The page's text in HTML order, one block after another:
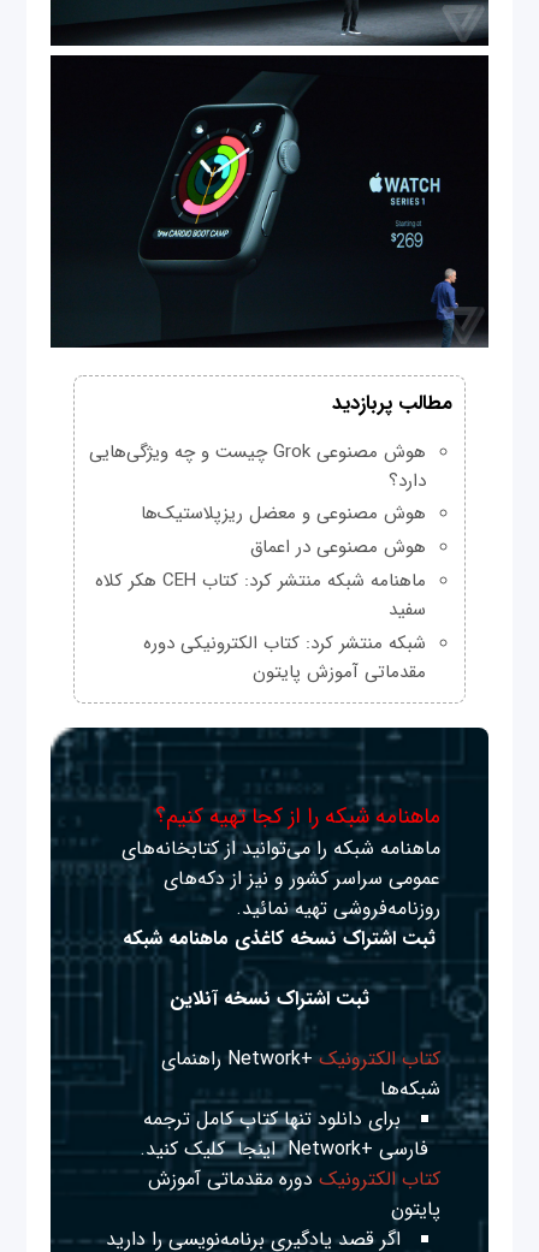
مطالب پربازدید
هوش مصنوعی Grok چیست و چه ویژگی‌هایی
دارد؟
هوش مصنوعی و معضل ریزپلاستیک‌ها
هوش مصنوعی در اعماق
ماهنامه شبکه منتشر کرد: کتاب CEH هکر کلاه
سفید
شبکه منتشر کرد: کتاب الکترونیکی دوره
مقدماتی آموزش پایتون
ماهنامه شبکه را از کجا تهیه کنیم؟
ماهنامه شبکه را می‌توانید از کتابخانه‌های
عمومی سراسر کشور و نیز از دکه‌های
روزنامه‌فروشی تهیه نمائید.
ثبت اشتراک نسخه کاغذی ماهنامه شبکه
ثبت اشتراک نسخه آنلاین
کتاب الکترونیک
+Network راهنمای
شبکه‌ها
برای دانلود تنها کتاب کامل ترجمه
فارسی +Network
اینجا کلیک کنید.
کتاب الکترونیک دوره مقدماتی آموزش
پایتون
اگر قصد یادگیری برنامه‌نویسی را دارید